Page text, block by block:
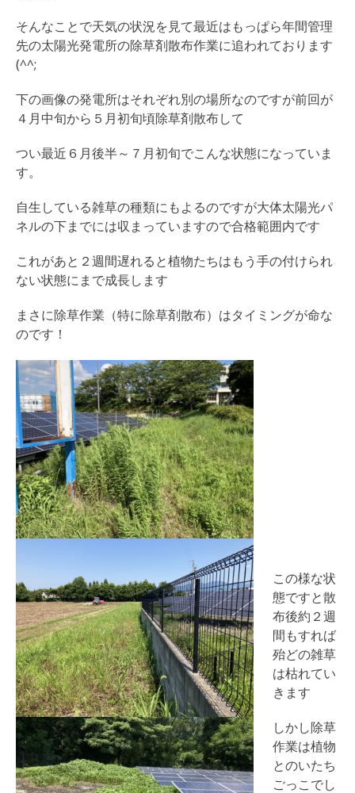
そんなことで天気の状況を見て最近はもっぱら年間管理
先の太陽光発電所の除草剤散布作業に追われております
(^^;
下の画像の発電所はそれぞれ別の場所なのですが前回が
４月中旬から５月初旬頃除草剤散布して
つい最近６月後半～７月初旬でこんな状態になっていま
す。
自生している雑草の種類にもよるのですが大体太陽光パ
ネルの下までには収まっていますので合格範囲内です
これがあと２週間遅れると植物たちはもう手の付けられ
ない状態にまで成長します
まさに除草作業（特に除草剤散布）はタイミングが命な
のです！
この様な状
態ですと散
布後約２週
間もすれば
殆どの雑草
は枯れてい
きます
しかし除草
作業は植物
とのいたち
ごっこでし